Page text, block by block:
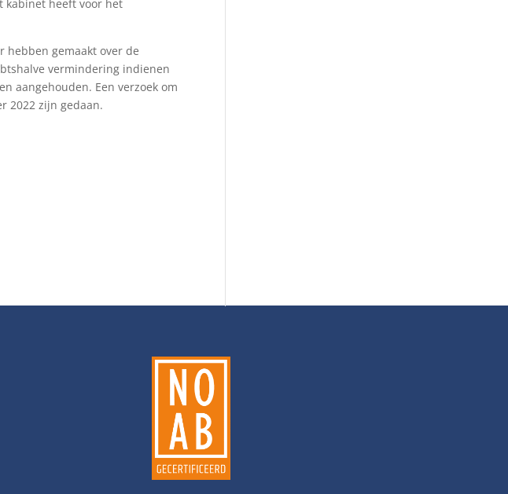
kabinet heeft voor het
hebben gemaakt over de
vermindering indienen
aangehouden. Een verzoek om
2022 zijn gedaan.